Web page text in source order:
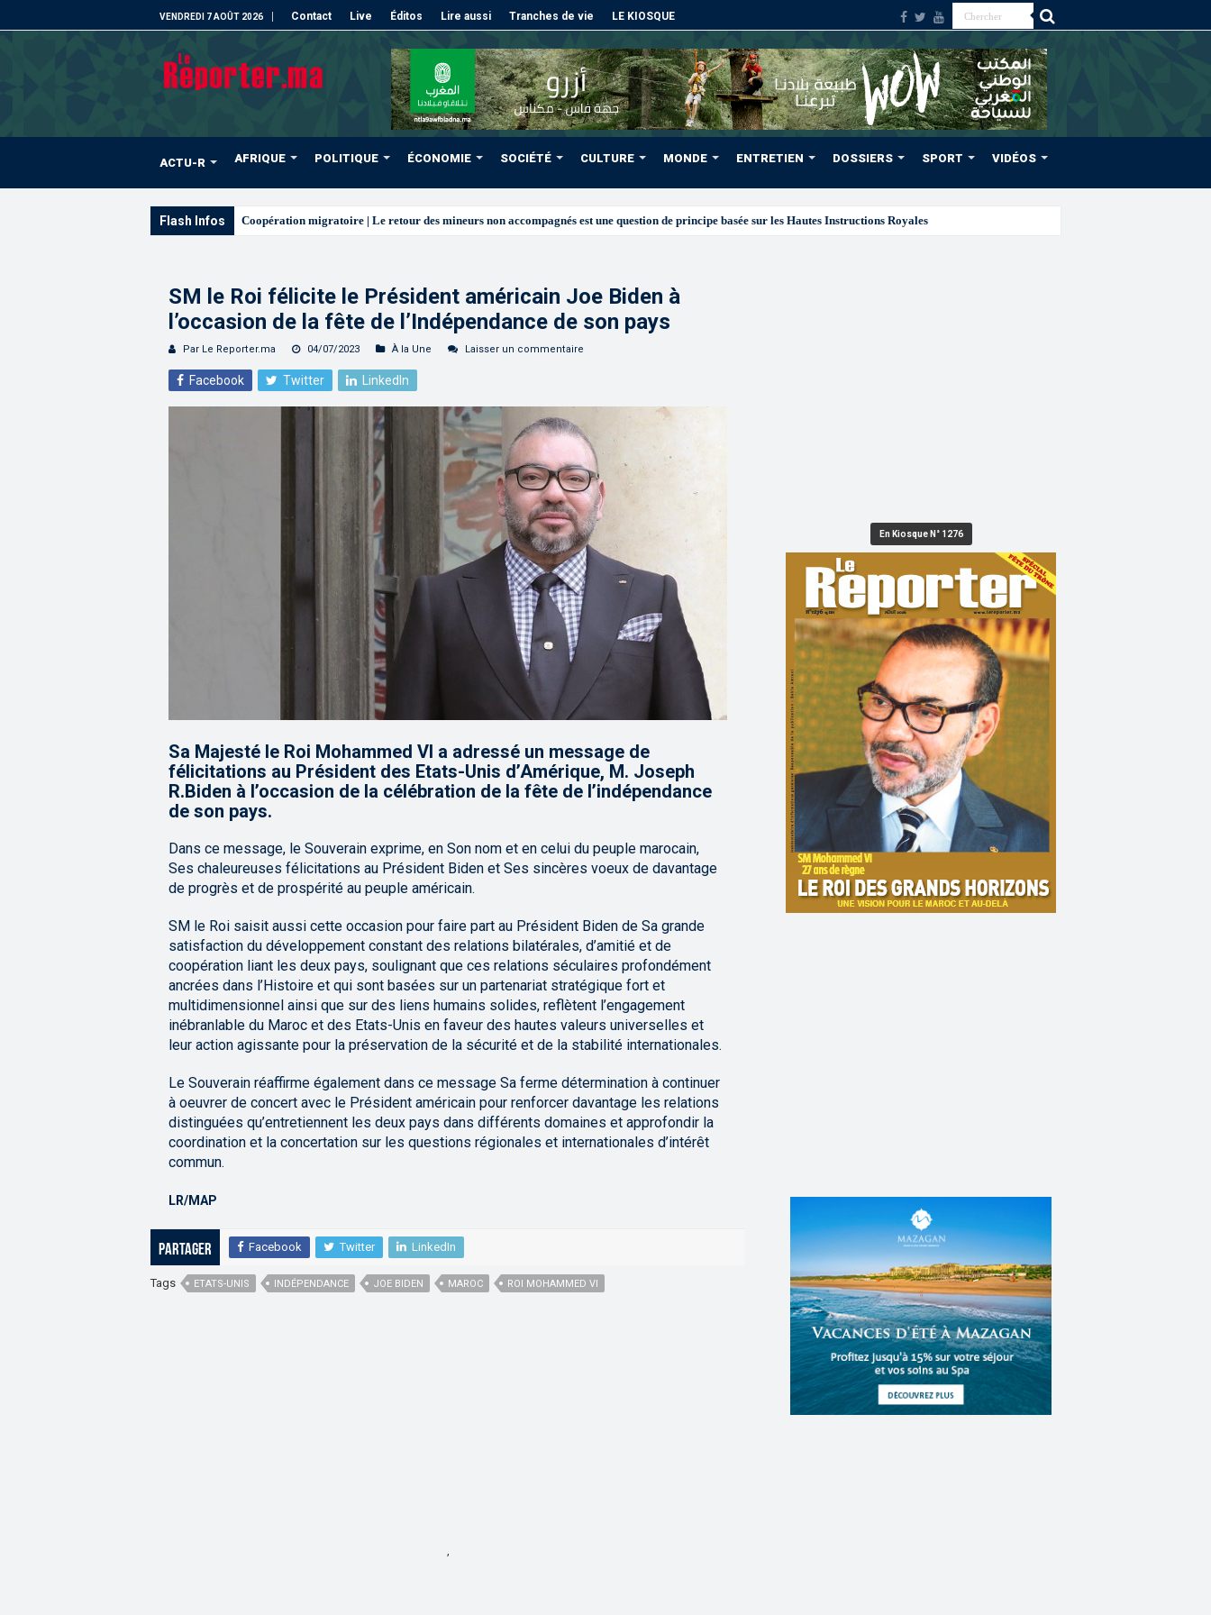
VENDREDI 7 AOÛT 2026 Contact Live Éditos Lire aussi Tranches de vie LE KIOSQUE
ACTU-R AFRIQUE POLITIQUE ÉCONOMIE SOCIÉTÉ CULTURE MONDE ENTRETIEN DOSSIERS SPORT VIDÉOS
Flash Infos L’ONMT renforce l’attractivi
SM le Roi félicite le Président américain Joe Biden à
l’occasion de la fête de l’Indépendance de son pays
Par Le Reporter.ma 04/07/2023 À la Une Laisser un commentaire
Facebook Twitter LinkedIn
Sa Majesté le Roi Mohammed VI a adressé un message de
félicitations au Président des Etats-Unis d’Amérique, M. Joseph
R.Biden à l’occasion de la célébration de la fête de l’indépendance
de son pays.
Dans ce message, le Souverain exprime, en Son nom et en celui du peuple marocain,
Ses chaleureuses félicitations au Président Biden et Ses sincères voeux de davantage
de progrès et de prospérité au peuple américain.
SM le Roi saisit aussi cette occasion pour faire part au Président Biden de Sa grande
satisfaction du développement constant des relations bilatérales, d’amitié et de
coopération liant les deux pays, soulignant que ces relations séculaires profondément
ancrées dans l’Histoire et qui sont basées sur un partenariat stratégique fort et
multidimensionnel ainsi que sur des liens humains solides, reflètent l’engagement
inébranlable du Maroc et des Etats-Unis en faveur des hautes valeurs universelles et
leur action agissante pour la préservation de la sécurité et de la stabilité internationales.
Le Souverain réaffirme également dans ce message Sa ferme détermination à continuer
à oeuvrer de concert avec le Président américain pour renforcer davantage les relations
distinguées qu’entretiennent les deux pays dans différents domaines et approfondir la
coordination et la concertation sur les questions régionales et internationales d’intérêt
commun.
LR/MAP
Partager Facebook Twitter LinkedIn
Tags ETATS-UNIS INDÉPENDANCE JOE BIDEN MAROC ROI MOHAMMED VI
En Kiosque N° 1276